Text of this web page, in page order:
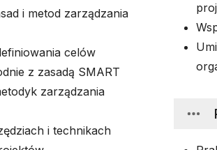
i metod zarządzania
celów
z zasadą SMART
zarządzania
i technikach